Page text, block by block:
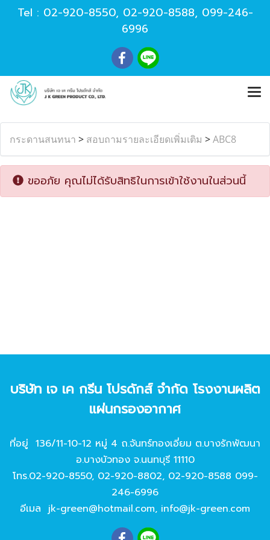
Tel : 02-920-8550, 02-920-8588, 099-246-
6996
กระดานสนทนา > สอบถามรายละเอียดเพิ่มเติม >ABC8
ขออภัย คุณไม่ได้รับสิทธิในการเข้าใช้งานในส่วนนี้
บริษัท เจ เค กรีน โปรดักส์ จํากัด โรงงานผลิต
แผ่นกรองอากาศ
ที่อยู่ 136/11-10-12 หมู่ 4 ถ.จันทร์ทองเอี่ยม ต.บางรักพัฒนา
อ.บางบัวทอง จ.นนทบุรี 11110
โทร.02-920-8550, 02-920-8802, 02-920-8588 099-
246-6996
อีเมล jk-green@hotmail.com, info@jk-green.com